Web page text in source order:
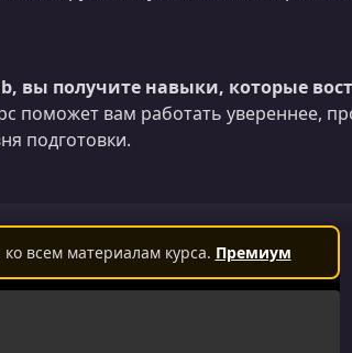
вы получите навыки, которые
поможет вам работать увереннее,
подготовки.
всем материалам курса. Премиум